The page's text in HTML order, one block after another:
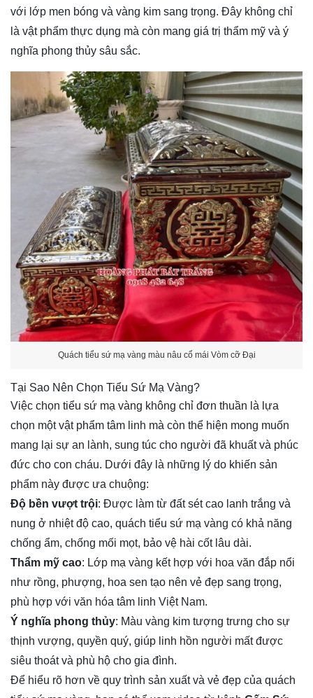
với lớp men bóng và vàng kim sang trọng. Đây không chỉ
là vật phẩm thực dụng mà còn mang giá trị thẩm mỹ và ý
nghĩa phong thủy sâu sắc.
Quách tiểu sứ mạ vàng màu nâu cổ mái Vòm cỡ Đại
Tại Sao Nên Chọn Tiểu Sứ Mạ Vàng?
Việc chọn tiểu sứ mạ vàng không chỉ đơn thuần là lựa
chọn một vật phẩm tâm linh mà còn thể hiện mong muốn
mang lại sự an lành, sung túc cho người đã khuất và phúc
đức cho con cháu. Dưới đây là những lý do khiến sản
phẩm này được ưa chuộng:
Độ bền vượt trội: Được làm từ đất sét cao lanh trắng và
nung ở nhiệt độ cao, quách tiểu sứ mạ vàng có khả năng
chống ẩm, chống mối mọt, bảo vệ hài cốt lâu dài.
Thẩm mỹ cao: Lớp mạ vàng kết hợp với hoa văn đắp nổi
như rồng, phượng, hoa sen tạo nên vẻ đẹp sang trọng,
phù hợp với văn hóa tâm linh Việt Nam.
Ý nghĩa phong thủy: Màu vàng kim tượng trưng cho sự
thịnh vượng, quyền quý, giúp linh hồn người mất được
siêu thoát và phù hộ cho gia đình.
Để hiểu rõ hơn về quy trình sản xuất và vẻ đẹp của quách